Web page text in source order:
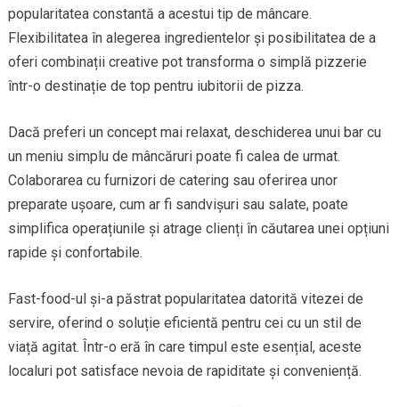
popularitatea constantă a acestui tip de mâncare.
Flexibilitatea în alegerea ingredientelor și posibilitatea de a
oferi combinații creative pot transforma o simplă pizzerie
într-o destinație de top pentru iubitorii de pizza.
Dacă preferi un concept mai relaxat, deschiderea unui bar cu
un meniu simplu de mâncăruri poate fi calea de urmat.
Colaborarea cu furnizori de catering sau oferirea unor
preparate ușoare, cum ar fi sandvișuri sau salate, poate
simplifica operațiunile și atrage clienți în căutarea unei opțiuni
rapide și confortabile.
Fast-food-ul și-a păstrat popularitatea datorită vitezei de
servire, oferind o soluție eficientă pentru cei cu un stil de
viață agitat. Într-o eră în care timpul este esențial, aceste
localuri pot satisface nevoia de rapiditate și conveniență.